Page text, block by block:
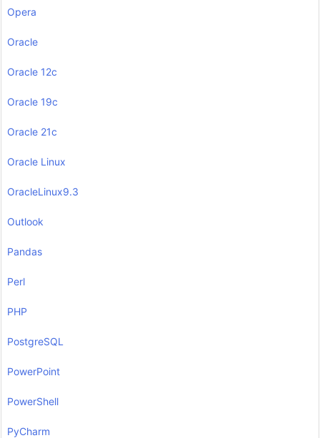
Opera
Oracle
Oracle 12c
Oracle 19c
Oracle 21c
Oracle Linux
OracleLinux9.3
Outlook
Pandas
Perl
PHP
PostgreSQL
PowerPoint
PowerShell
PyCharm